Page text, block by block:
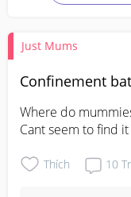
Just Mums
Confinement
Where do
Cant seem to find
Thích 10